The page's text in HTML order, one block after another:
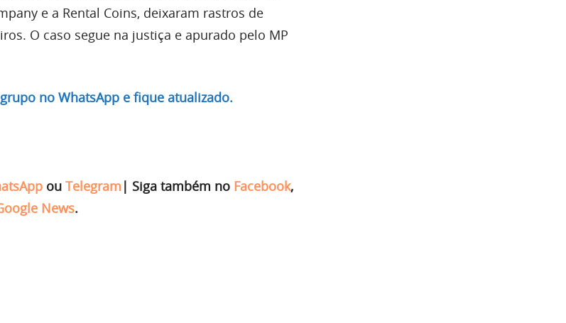
e a Rental Coins, deixaram rastros de
O caso segue na justiça e apurado pelo MP
no WhatsApp e fique atualizado.
ou Telegram | Siga também no Facebook,
News.